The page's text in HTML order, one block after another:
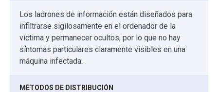
Los ladrones de información están diseñados para
infiltrarse sigilosamente en el ordenador de la
víctima y permanecer ocultos, por lo que no hay
síntomas particulares claramente visibles en una
máquina infectada.
MÉTODOS DE DISTRIBUCIÓN